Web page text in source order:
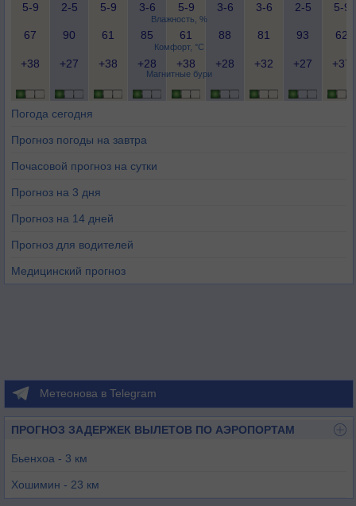
Влажность, %
Комфорт, °C
Магнитные бури
5-9
2-5
5-9
3-6
5-9
3-6
3-6
2-5
5-9
67 90 61 85 61 88 81 93 62
+38 +27 +38 +28 +38 +28 +32 +27 +37
Погода сегодня
Прогноз погоды на завтра
Почасовой прогноз на сутки
Прогноз на 3 дня
Прогноз на 14 дней
Прогноз для водителей
Медицинский прогноз
Метеонова в Telegram
ПРОГНОЗ ЗАДЕРЖЕК ВЫЛЕТОВ ПО АЭРОПОРТАМ
Бьенхоа - 3 км
Хошимин - 23 км